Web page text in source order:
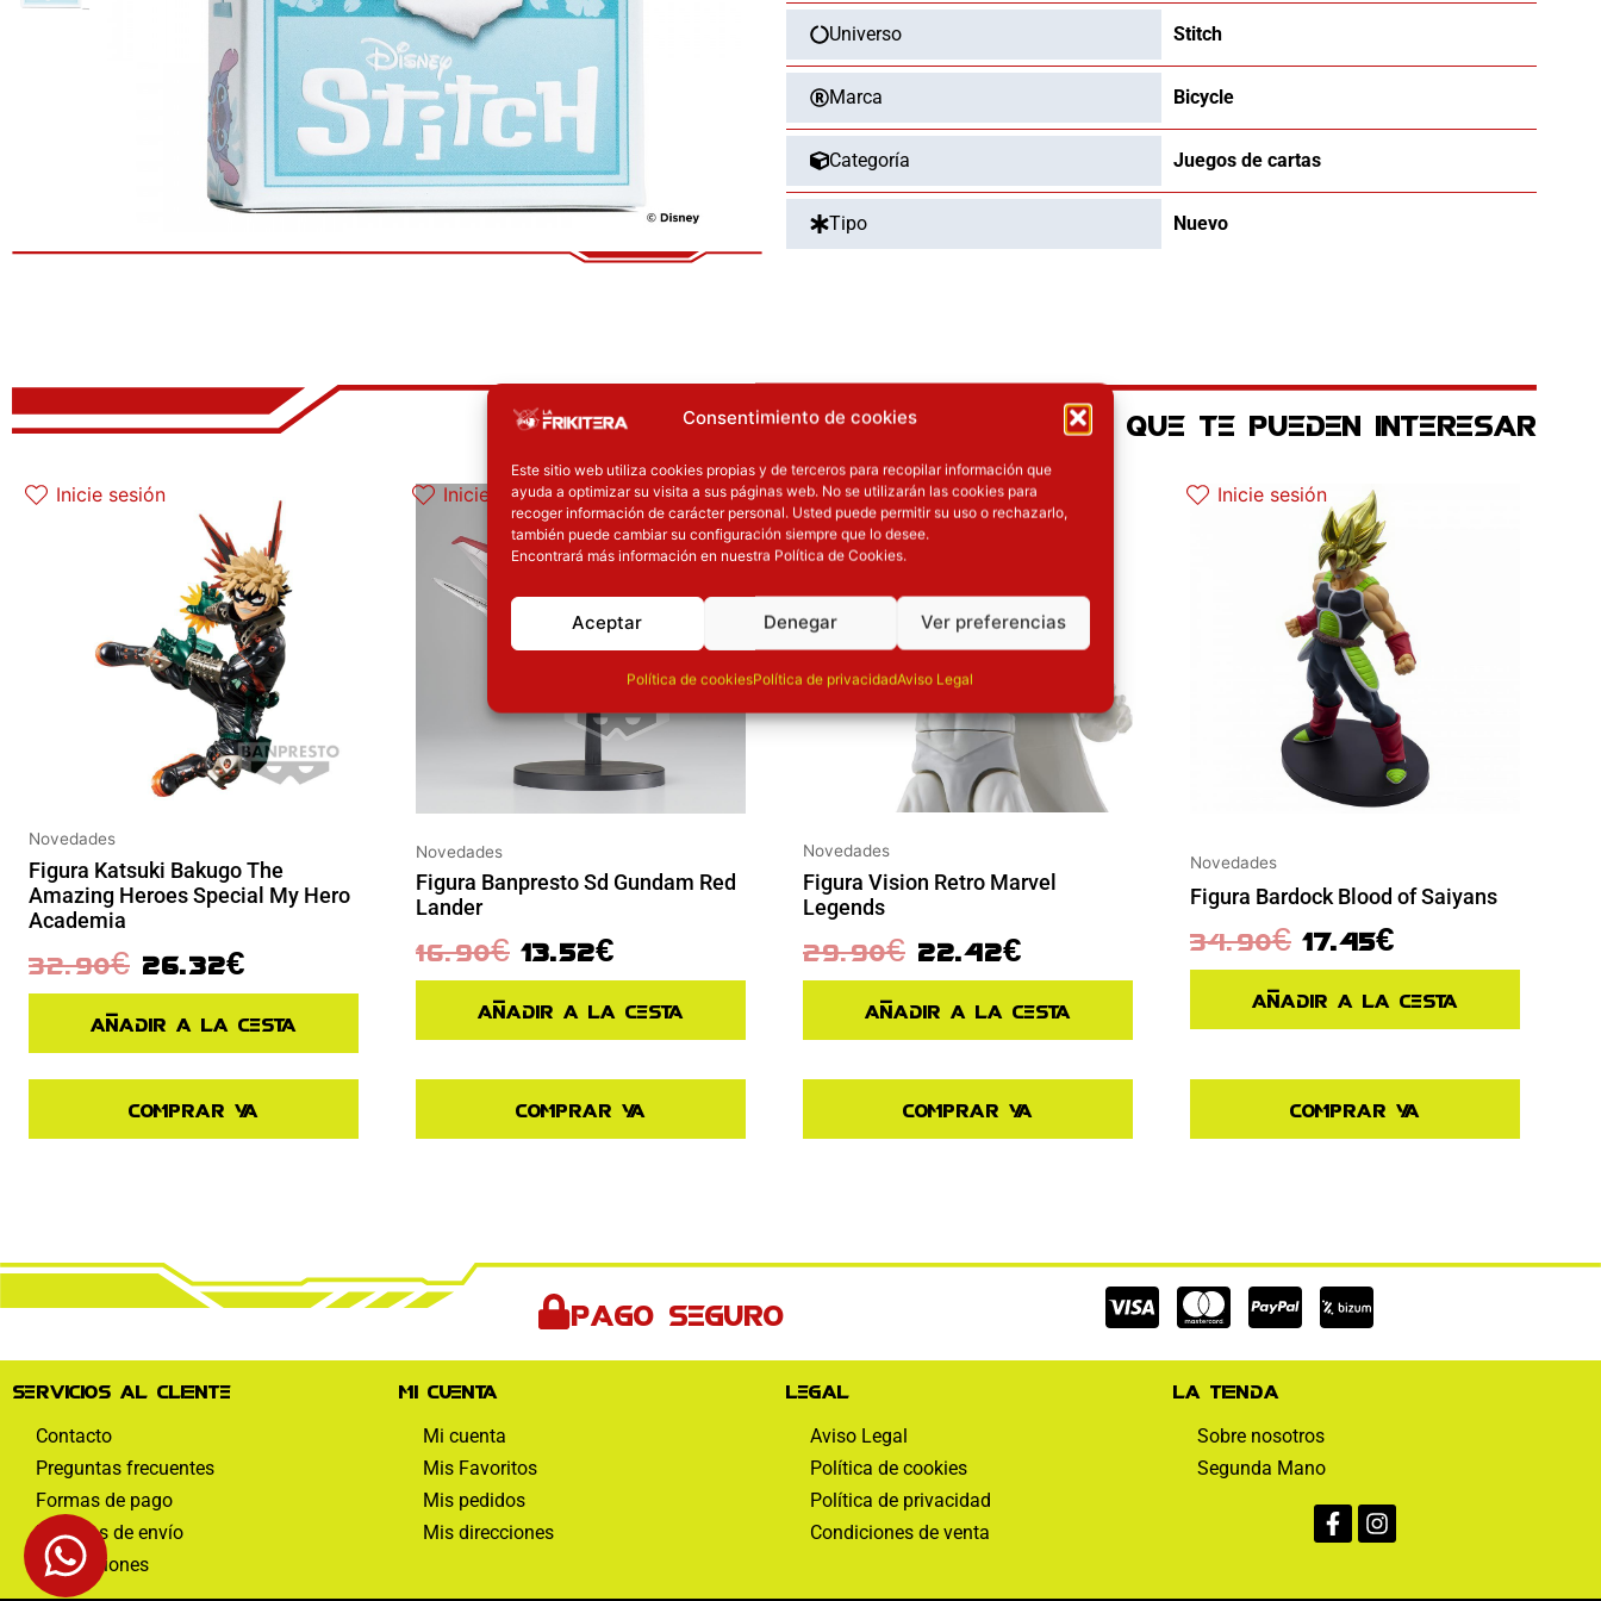
Consentimiento de cookies
Este sitio web utiliza cookies propias y de terceros para recopilar información que
ayuda a optimizar su visita a sus páginas web. No se utilizarán las cookies para
recoger información de carácter personal. Usted puede permitir su uso o rechazarlo,
también puede cambiar su configuración siempre que lo desee.
Encontrará más información en nuestra Política de Cookies.
Aceptar Denegar Ver preferencias
Política de cookiesPolítica de privacidadAviso Legal
STITCH
cantidadUniverso Stitch
Marca Bicycle
Categoría Juegos de cartas
Tipo Nuevo
OTROS PRODUCTOS QUE TE PUEDEN INTERESAR
Inicie sesión
Novedades
Figura Katsuki Bakugo The
Amazing Heroes Special My Hero
Academia
32.90€ 26.32€
Añadir a la cesta
Comprar ya
Inicie sesión
Novedades
Figura Banpresto Sd Gundam Red
Lander
16.90€
El precio original era: 16.90€.
13.52€
El precio actual es: 13.52€.
Añadir a la cesta
Comprar ya
Inicie sesión
Novedades
Figura Vision Retro Marvel
Legends
29.90€
El precio original era: 29.90€.
22.42€
El precio actual es: 22.42€.
Añadir a la cesta
Comprar ya
Inicie sesión
Novedades
Figura Bardock Blood of Saiyans
34.90€ 17.45€
Añadir a la cesta
Comprar ya
Pago seguro
Cc-
visa
Cc-
mastercard
Cc-
paypal
Servicios al cliente
Contacto
Preguntas frecuentes
Formas de pago
Políticas de envío
Devoluciones
Mi cuenta
Mi cuenta
Mis Favoritos
Mis pedidos
Mis direcciones
Legal
Aviso Legal
Política de cookies
Política de privacidad
Condiciones de venta
La tienda
Sobre nosotros
Segunda Mano
f